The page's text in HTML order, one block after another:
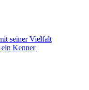
seiner Vielfalt
Kenner